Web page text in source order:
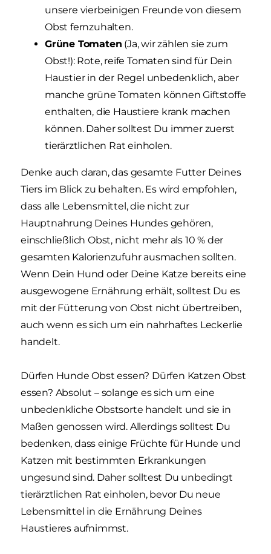
unsere vierbeinigen Freunde von diesem
Obst fernzuhalten.
Grüne Tomaten (Ja, wir zählen sie zum
Obst!): Rote, reife Tomaten sind für Dein
Haustier in der Regel unbedenklich, aber
manche grüne Tomaten können Giftstoffe
enthalten, die Haustiere krank machen
können. Daher solltest Du immer zuerst
tierärztlichen Rat einholen.
Denke auch daran, das gesamte Futter Deines
Tiers im Blick zu behalten. Es wird empfohlen,
dass alle Lebensmittel, die nicht zur
Hauptnahrung Deines Hundes gehören,
einschließlich Obst, nicht mehr als 10 % der
gesamten Kalorienzufuhr ausmachen sollten.
Wenn Dein Hund oder Deine Katze bereits eine
ausgewogene Ernährung erhält, solltest Du es
mit der Fütterung von Obst nicht übertreiben,
auch wenn es sich um ein nahrhaftes Leckerlie
handelt.
Dürfen Hunde Obst essen? Dürfen Katzen Obst
essen? Absolut – solange es sich um eine
unbedenkliche Obstsorte handelt und sie in
Maßen genossen wird. Allerdings solltest Du
bedenken, dass einige Früchte für Hunde und
Katzen mit bestimmten Erkrankungen
ungesund sind. Daher solltest Du unbedingt
tierärztlichen Rat einholen, bevor Du neue
Lebensmittel in die Ernährung Deines
Haustieres aufnimmst.